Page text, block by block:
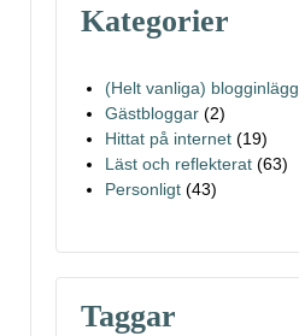
Kategorier
(Helt vanliga) blogginlägg
Gästbloggar (2)
Hittat på internet (19)
Läst och reflekterat (63)
Personligt (43)
Taggar